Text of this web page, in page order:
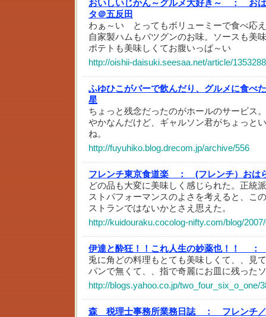
おいしいじかん～グルメ大好き～ ：
お
タ＠五反田
わぁ～い とってもボリューミーで食べ応
自家製ハムもバツグンのお味。ソースも美
ポテトも美味しくてお腹いっぱ～い
http://oishii-daisuki.seesaa.net/article/
ふゆひこがバーで飲んだり、グルメに食べ
星
ちょっと残念だったのがホールのサービス
やかなんだけど、ギャルソン君がちょっと
ね。
http://fuyuhiko.blog.drecom.jp/archive/556
フレンチ東京食道楽 ：
(フレンチ）おは
どの品も大変に美味しく感じられた。正統
ストパフォーマンスのよさを考えると、こ
ストランではないかとさえ思えた。
http://kuidouraku.cocolog-nifty.com/blog/
伊達と酔狂！！これ人生の妙薬也！！ ：
兎に角どの料理もとても美味しくて、、見
パンで無くて、、指で奇麗にお皿に残った
http://blogs.yahoo.co.jp/two_four_six_o_one/
森 税理士事務所業務日誌 ：
フレンチ